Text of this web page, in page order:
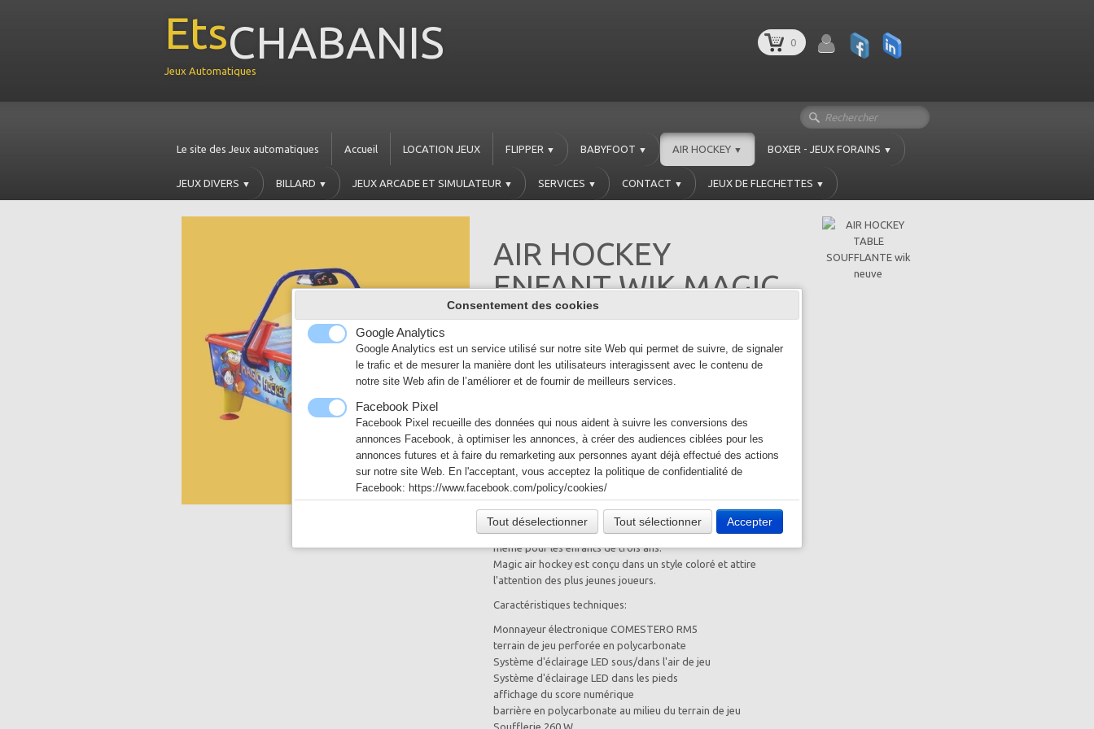
EtsCHABANIS
Jeux Automatiques
0
Le site des Jeux automatiques Accueil LOCATION JEUX FLIPPER ▼ BABYFOOT ▼ AIR HOCKEY ▼ BOXER - JEUX FORAINS ▼
JEUX DIVERS ▼ BILLARD ▼ JEUX ARCADE ET SIMULATEUR ▼ SERVICES ▼ CONTACT ▼ JEUX DE FLECHETTES ▼
AIR HOCKEY
ENFANT WIK MAGIC
3045,00 €
En stock
Quantité
Ajouter
Voir mon panier
Surface de jeu réduite, pieds plus court pour un jeu plus bas
et des dimensions équilibrés font de ce jeu un choix idéal
même pour les enfants de trois ans.
Magic air hockey est conçu dans un style coloré et attire
l'attention des plus jeunes joueurs.
Caractéristiques techniques:
Monnayeur électronique COMESTERO RM5
terrain de jeu perforée en polycarbonate
Système d'éclairage LED sous/dans l'air de jeu
Système d'éclairage LED dans les pieds
affichage du score numérique
barrière en polycarbonate au milieu du terrain de jeu
Soufflerie 260 W
Consentement des cookies
Google Analytics
Google Analytics est un service utilisé sur notre site Web qui permet de suivre, de signaler
le trafic et de mesurer la manière dont les utilisateurs interagissent avec le contenu de
notre site Web afin de l’améliorer et de fournir de meilleurs services.
Facebook Pixel
Facebook Pixel recueille des données qui nous aident à suivre les conversions des
annonces Facebook, à optimiser les annonces, à créer des audiences ciblées pour les
annonces futures et à faire du remarketing aux personnes ayant déjà effectué des actions
sur notre site Web. En l'acceptant, vous acceptez la politique de confidentialité de
Facebook: https://www.facebook.com/policy/cookies/
Notre site Web vous permet d’aimer ou de partager son contenu sur le réseau social
Facebook. En l'utilisant, vous acceptez les règles de confidentialité de Facebook:
https://www.facebook.com/policy/cookies/
Les tweets intégrés et les services de partage de Twitter sont utilisés sur notre site Web.
https://help.twitter.com/fr/rules-and-policies/twitter-cookies
Notre site Web utilise Google Ads pour afficher du contenu publicitaire. En l'activant, vous
acceptez les règles de confidentialité de Google:
https://policies.google.com/technologies/ads?hl=fr
Tout déselectionner Tout sélectionner Accepter